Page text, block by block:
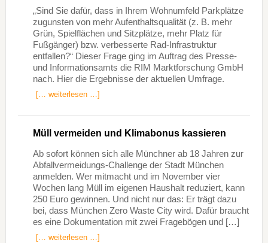
„Sind Sie dafür, dass in Ihrem Wohnumfeld Parkplätze
zugunsten von mehr Aufenthaltsqualität (z. B. mehr
Grün, Spielflächen und Sitzplätze, mehr Platz für
Fußgänger) bzw. verbesserte Rad-Infrastruktur
entfallen?“ Dieser Frage ging im Auftrag des Presse-
und Informationsamts die RIM Marktforschung GmbH
nach. Hier die Ergebnisse der aktuellen Umfrage.
[… weiterlesen …]
Müll vermeiden und Klimabonus kassieren
Ab sofort können sich alle Münchner ab 18 Jahren zur
Abfallvermeidungs-Challenge der Stadt München
anmelden. Wer mitmacht und im November vier
Wochen lang Müll im eigenen Haushalt reduziert, kann
250 Euro gewinnen. Und nicht nur das: Er trägt dazu
bei, dass München Zero Waste City wird. Dafür braucht
es eine Dokumentation mit zwei Fragebögen und […]
[… weiterlesen …]